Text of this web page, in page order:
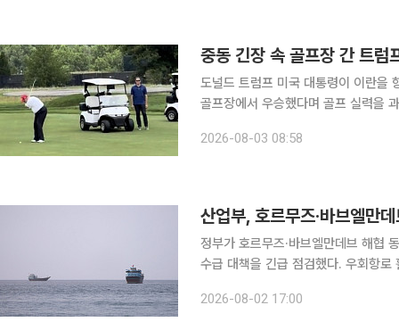
중동 긴장 속 골프장 간 트
도널드 트럼프 미국 대통령이 이란을
골프장에서 우승했다며 골프 실력을 과시했다. 트럼프 대통령은 2일(현지시간)
2026-08-03 08:58
산업부, 호르무즈·바브엘만
정부가 호르무즈·바브엘만데브 해협
수급 대책을 긴급 점검했다. 우회항
동 전쟁 실물경제 긴급 점검 회의'를
2026-08-02 17:00